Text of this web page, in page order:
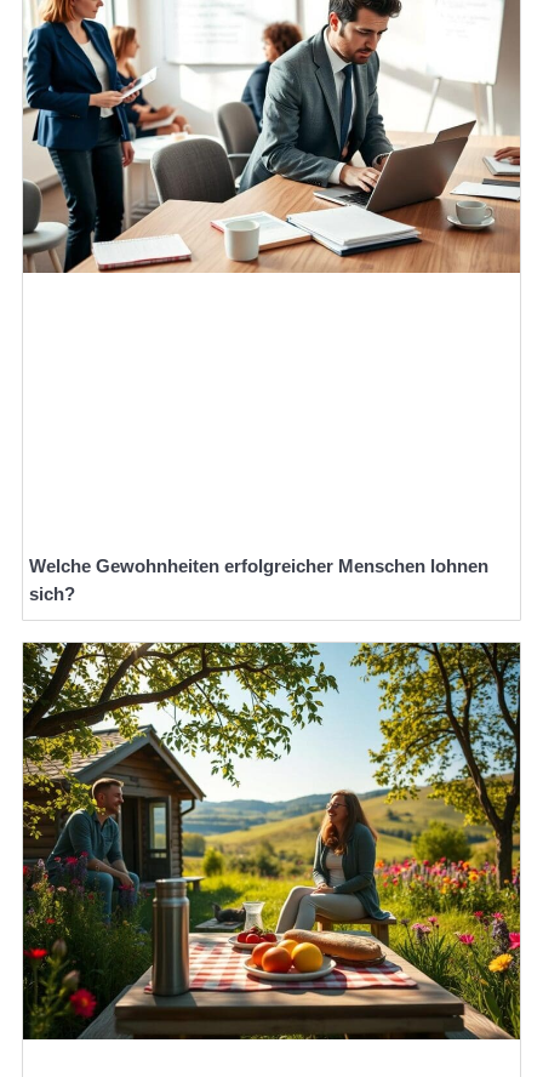
Welche Gewohnheiten erfolgreicher Menschen lohnen
sich?